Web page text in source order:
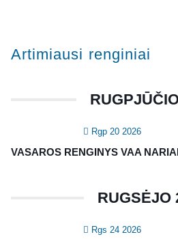
Artimiausi renginiai
Rgp 20 2026
VASAROS RENGINYS VAA
RUGSĖJO
Rgs 24 2026
Konferencijos
CIA Medžiaga
KONTAKTAI
Vidaus auditorių asociacija,